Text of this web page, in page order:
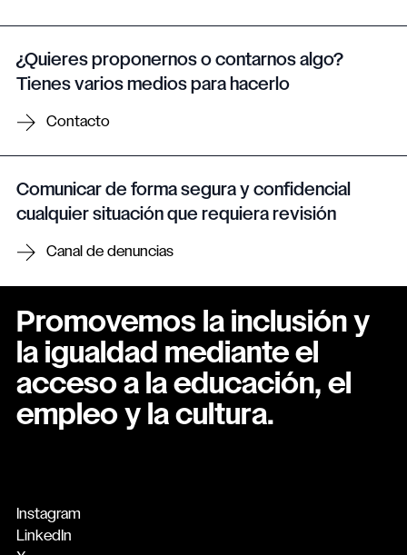
¿Quieres proponernos o contarnos algo?
Tienes varios medios para hacerlo
Contacto
Comunicar de forma segura y confidencial
cualquier situación que requiera revisión
Canal de denuncias
Promovemos la inclusión y
la igualdad mediante el
acceso a la educación, el
empleo y la cultura.
Instagram
LinkedIn